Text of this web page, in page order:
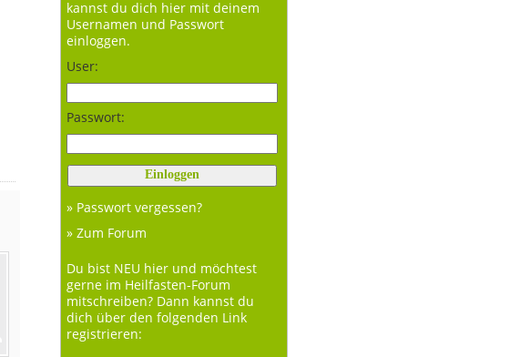
kannst du dich hier mit deinem
Usernamen und Passwort
einloggen.
User:
Passwort:
» Passwort vergessen?
» Zum Forum
Du bist NEU hier und möchtest
gerne im Heilfasten-Forum
mitschreiben? Dann kannst du
dich über den folgenden Link
registrieren: